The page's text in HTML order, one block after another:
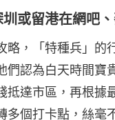
或留港在網吧
略，「特種兵」的
們認為白天時間寶
抵達市區，再根據
多個打卡點，絲毫